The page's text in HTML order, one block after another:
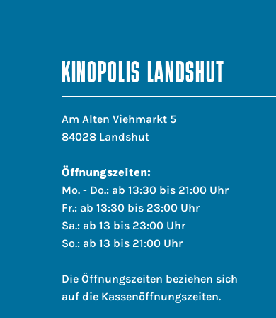
KINOPOLIS LANDSHUT
Am Alten Viehmarkt 5
84028 Landshut
Öffnungszeiten:
Mo. - Do.: ab 13:30 bis 21:00 Uhr
Fr.: ab 13:30 bis 23:00 Uhr
Sa.: ab 13 bis 23:00 Uhr
So.: ab 13 bis 21:00 Uhr
Die Öffnungszeiten beziehen sich
auf die Kassenöffnungszeiten.